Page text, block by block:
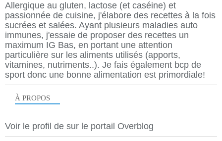
Allergique au gluten, lactose (et caséine) et
passionnée de cuisine, j'élabore des recettes à la fois
sucrées et salées. Ayant plusieurs maladies auto
immunes, j'essaie de proposer des recettes un
maximum IG Bas, en portant une attention
particulière sur les aliments utilisés (apports,
vitamines, nutriments..). Je fais également bcp de
sport donc une bonne alimentation est primordiale!
À PROPOS
Voir le profil de sur le portail Overblog